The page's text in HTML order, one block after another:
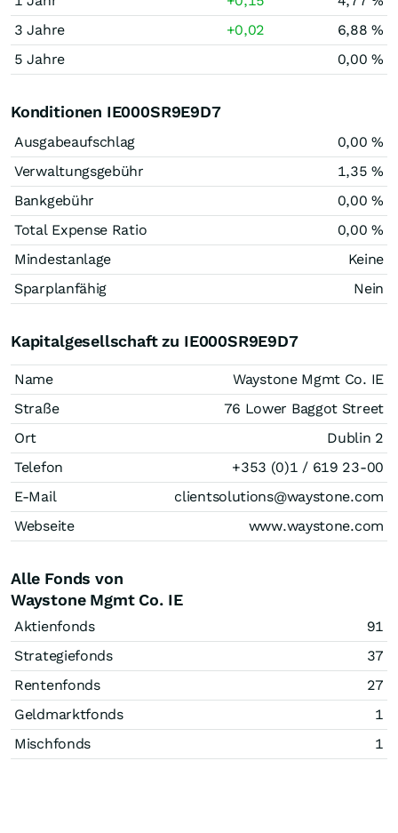
3 Jahre
+0,02
6,88 %
5 Jahre
0,00 %
Konditionen IE000SR9E9D7
Ausgabeaufschlag
0,00 %
Verwaltungsgebühr
1,35 %
Bankgebühr
0,00 %
Total Expense Ratio
0,00 %
Mindestanlage
Keine
Sparplanfähig
Nein
Kapitalgesellschaft zu IE000SR9E9D7
Name
Waystone Mgmt Co. IE
Straße
76 Lower Baggot Street
Ort
Dublin 2
Telefon
+353 (0)1 / 619 23-00
E-Mail
clientsolutions@waystone.com
Webseite
www.waystone.com
Alle Fonds von
Waystone Mgmt Co. IE
Aktienfonds
91
Strategiefonds
37
Rentenfonds
27
Geldmarktfonds
1
Mischfonds
1